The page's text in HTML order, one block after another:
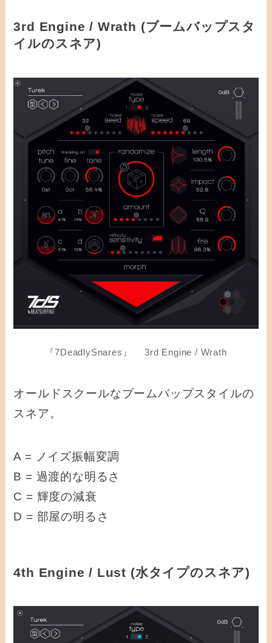
3rd Engine / Wrath (ブームバップスタ
イルのスネア)
『7DeadlySnares』 3rd Engine / Wrath
オールドスクールなブームバップスタイルの
スネア。
A = ノイズ振幅変調
B = 過渡的な明るさ
C = 輝度の減衰
D = 部屋の明るさ
4th Engine / Lust (水タイプのスネア)